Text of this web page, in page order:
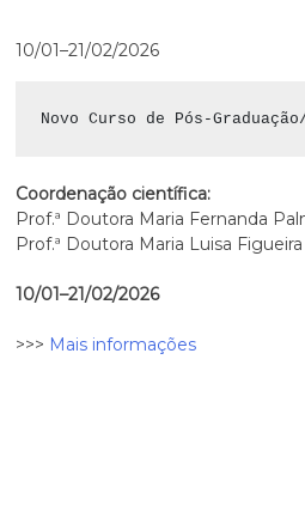
10/01–21/02/2026
Novo Curso de Pós-
Coordenação científica:
Prof.ª Doutora Maria Fernanda
Prof.ª Doutora Maria Luisa
10/01–21/02/2026
>>> Mais informações